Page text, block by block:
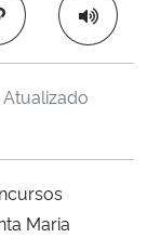
Copiar para área
Atualizado
Maria